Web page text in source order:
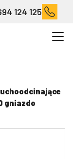
124 125
gniazdo